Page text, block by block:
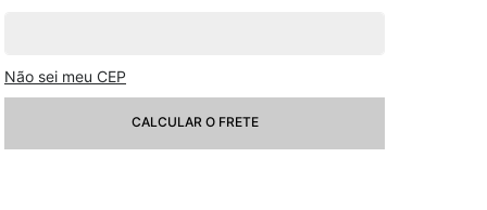
Não sei meu CEP
CALCULAR O FRETE